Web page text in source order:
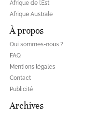
Afrique de l’Est
Afrique Australe
À propos
Qui sommes-nous ?
FAQ
Mentions légales
Contact
Publicité
Archives